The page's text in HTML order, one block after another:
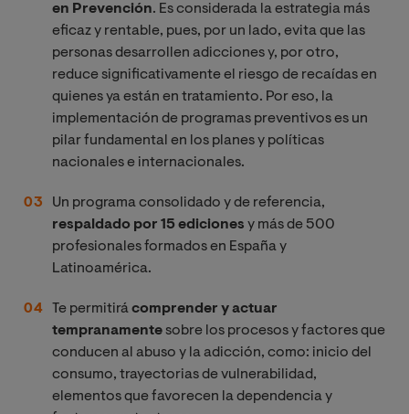
en Prevención. Es considerada la estrategia más
eficaz y rentable, pues, por un lado, evita que las
personas desarrollen adicciones y, por otro,
reduce significativamente el riesgo de recaídas en
quienes ya están en tratamiento. Por eso, la
implementación de programas preventivos es un
pilar fundamental en los planes y políticas
nacionales e internacionales.
Un programa consolidado y de referencia,
respaldado por 15 ediciones y más de 500
profesionales formados en España y
Latinoamérica.
Te permitirácomprender y actuar
tempranamentesobre los procesos y factores que
conducen al abuso y la adicción, como: inicio del
consumo, trayectorias de vulnerabilidad,
elementos que favorecen la dependencia y